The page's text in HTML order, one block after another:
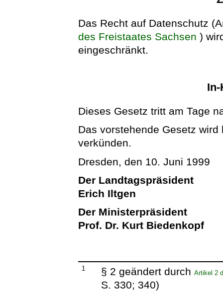
Das Recht auf Datenschutz
des Freistaates Sachsen )
eingeschränkt.
Dieses Gesetz tritt am Tage
Das vorstehende Gesetz
verkünden.
Dresden, den 10. Juni 1999
Der Landtagspräsident
Erich Iltgen
Der Ministerpräsident
Prof. Dr. Kurt Biedenkopf
1 § 2 geändert durch Artikel 2
S. 330; 340)